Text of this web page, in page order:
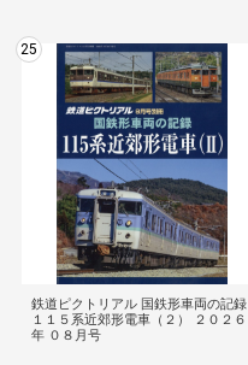
25
鉄道ピクトリアル 国鉄形車両の記録
１１５系近郊形電車（２） ２０２６
年 ０８月号